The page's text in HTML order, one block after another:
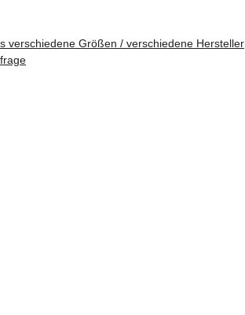
verschiedene Größen / verschiedene Hersteller